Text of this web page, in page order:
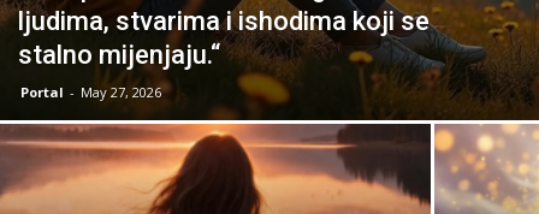
ljudima, stvarima i ishodima koji se
stalno mijenjaju.“
Portal - May 27, 2026